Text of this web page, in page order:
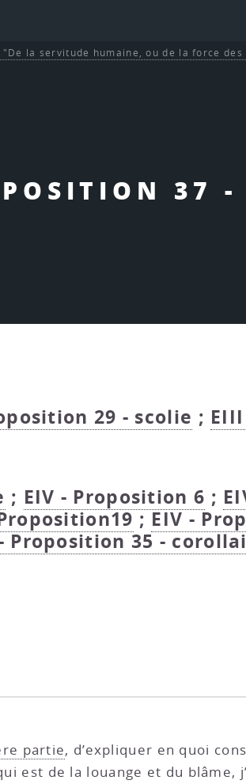
37 -
la servitude humaine, ou de la force des
29 - scolie ;
; EIV - Proposition 6 ;
; EIV -
Proposition 35 -
partie, d’expliquer en quoi
est de la louange et du blâme,